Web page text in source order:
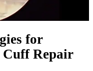
for
Repair